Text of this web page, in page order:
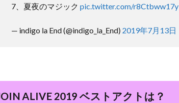
7、夏夜のマジック pic.twitter.com/r8Ctbww17y
— indigo la End (@indigo_la_End) 2019年7月13日
ALIVE 2019 ベストアクトは？